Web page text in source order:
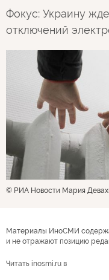
Фокус: Украину
отключений
© РИА Новости Мария
Материалы ИноСМИ
и не отражают позицию
Читать inosmi.ru в